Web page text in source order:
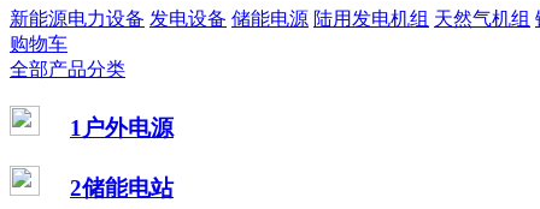
新能源电力设备 发电设备 储能电源 陆用发电机组 天然气机组
购物车
全部产品分类
1户外电源
2储能电站